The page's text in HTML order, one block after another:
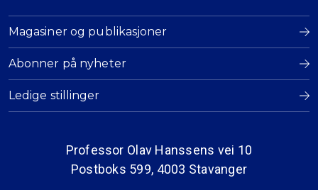
Magasiner og publikasjoner
Abonner på nyheter
Ledige stillinger
Professor Olav Hanssens vei 10
Postboks 599, 4003 Stavanger